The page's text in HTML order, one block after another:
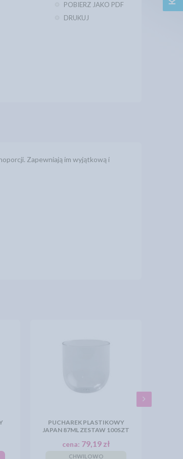
POBIERZ JAKO PDF
DRUKUJ
Zapewniają im wyjątkową i
PUCHAREK PLASTIKOWY
JAPAN 87ML ZESTAW 100SZT
cena: 79,19 zł
CHWILOWO